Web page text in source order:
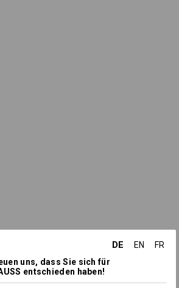
DE EN
FR
uns, dass Sie sich für
entschieden haben!